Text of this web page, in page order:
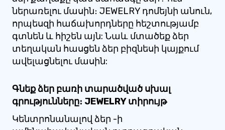
ներառելու մասին։ JEWELRY դոմեյնի անուն,
որպեսզի հաճախորդները հեշտությամբ
գտնեն և հիշեն այն: Նաև մտածեք ձեր
տեղական հասցեն ձեր բիզնեսի կայքում
ավելացնելու մասին:
Գնեք ձեր բառի տարածված սխալ
գրությունները։ JEWELRY տիրույթ
Կենտրոնանալով ձեր -ի